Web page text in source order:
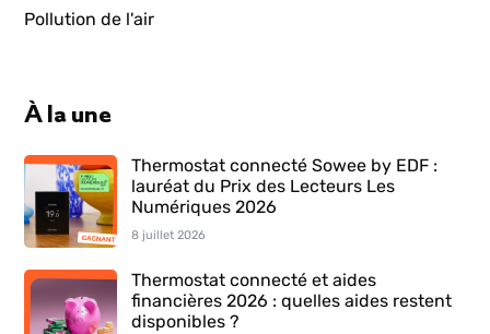
Pollution de l'air
À la une
Thermostat connecté Sowee by EDF :
lauréat du Prix des Lecteurs Les
Numériques 2026
8 juillet 2026
Thermostat connecté et aides
financières 2026 : quelles aides restent
disponibles ?